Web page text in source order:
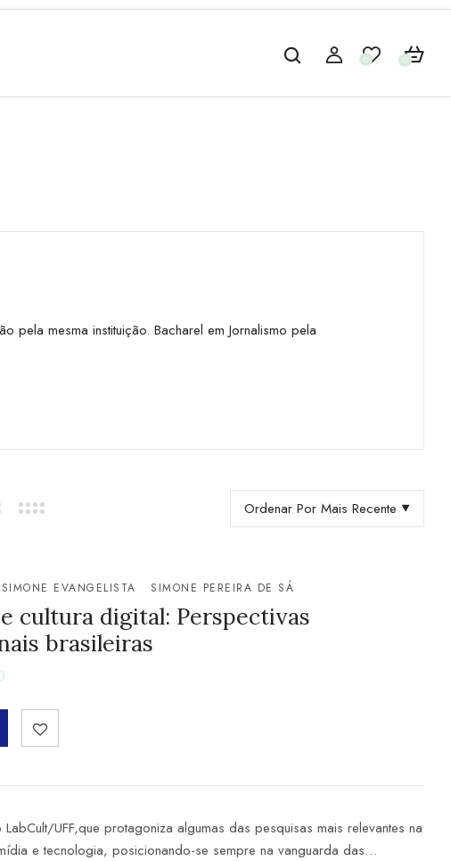
0 0
pela mesma instituição. Bacharel em Jornalismo pela
Ordenar Por Mais Recente
SIMONE EVANGELISTA SIMONE PEREIRA DE SÁ
cultura digital: Perspectivas
brasileiras
UFF,que protagoniza algumas das pesquisas mais relevantes na
e tecnologia, posicionando-se sempre na vanguarda das…